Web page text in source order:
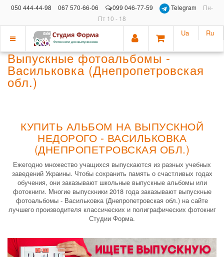
050 444-44-98 067 570-66-06 099 046-77-59 Telegram
Пн-
Пт 10 - 18
Показать
меню
Ua Ru
Выпускные фотоальбомы -
Васильковка (Днепропетровская
обл.)
КУПИТЬ АЛЬБОМ НА ВЫПУСКНОЙ
НЕДОРОГО - ВАСИЛЬКОВКА
(ДНЕПРОПЕТРОВСКАЯ ОБЛ.)
Ежегодно множество учащихся выпускаются из разных учебных
заведений Украины. Чтобы сохранить память о счастливых годах
обучения, они заказывают школьные выпускные альбомы или
фотокниги. Многие выпускники 2018 года заказывают выпускные
фотоальбомы - Васильковка (Днепропетровская обл.) на сайте
лучшего производителя классических и полиграфических фотокниг
Студии Форма.